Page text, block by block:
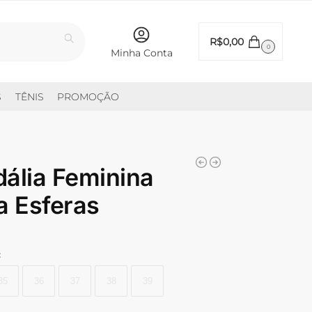
Minha Conta
R$0,00 0
TÊNIS PROMOÇÃO
Feminina
Esferas